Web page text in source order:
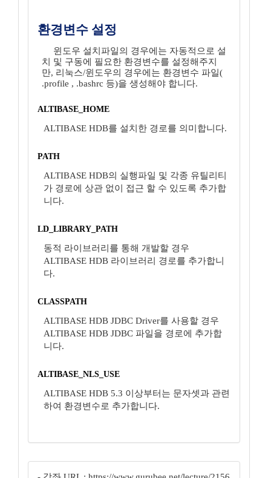
환경변수 설정
윈도우 설치파일의 경우에는 자동적으로 설
치 및 구동에 필요한 환경변수를 설정해주지
만, 리눅스/윈도우의 경우에는 환경변수 파일(
.profile , .bashrc 등)을 생성해야 합니다.
ALTIBASE_HOME
ALTIBASE HDB를 설치한 경로를 의미합니다.
PATH
ALTIBASE HDB의 실행파일 및 각종 유틸리티
가 경로에 상관 없이 접근 할 수 있도록 추가합
니다.
LD_LIBRARY_PATH
동적 라이브러리를 통해 개발할 경우
ALTIBASE HDB 라이브러리 경로를 추가합니
다.
CLASSPATH
ALTIBASE HDB JDBC Driver를 사용할 경우
ALTIBASE HDB JDBC 파일을 경로에 추가합
니다.
ALTIBASE_NLS_USE
ALTIBASE HDB 5.3 이상부터는 문자셋과 관련
하여 환경변수로 추가합니다.